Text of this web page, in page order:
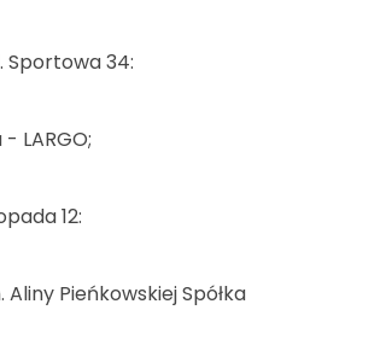
Sportowa 34:
LARGO;
12:
Pieńkowskiej Spółka